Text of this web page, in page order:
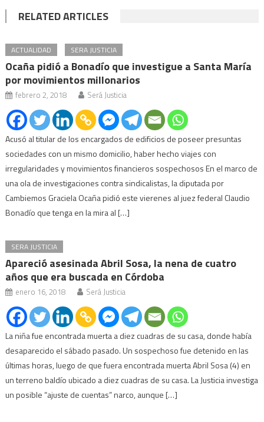
RELATED ARTICLES
ACTUALIDAD SERA JUSTICIA
Ocaña pidió a Bonadío que investigue a Santa María
por movimientos millonarios
febrero 2, 2018 Será Justicia
Acusó al titular de los encargados de edificios de poseer presuntas
sociedades con un mismo domicilio, haber hecho viajes con
irregularidades y movimientos financieros sospechosos En el marco de
una ola de investigaciones contra sindicalistas, la diputada por
Cambiemos Graciela Ocaña pidió este vierenes al juez federal Claudio
Bonadío que tenga en la mira al […]
SERA JUSTICIA
Apareció asesinada Abril Sosa, la nena de cuatro
años que era buscada en Córdoba
enero 16, 2018 Será Justicia
La niña fue encontrada muerta a diez cuadras de su casa, donde había
desaparecido el sábado pasado. Un sospechoso fue detenido en las
últimas horas, luego de que fuera encontrada muerta Abril Sosa (4) en
un terreno baldío ubicado a diez cuadras de su casa. La Justicia investiga
un posible “ajuste de cuentas” narco, aunque […]